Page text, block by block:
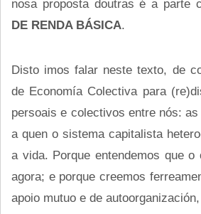
nosa proposta doutras é a parte
DE RENDA BÁSICA.
Disto imos falar neste texto, de
de Economía Colectiva para
persoais e colectivos entre nós: as
a quen o sistema capitalista
a vida. Porque entendemos que
agora; e porque creemos
apoio mutuo e de